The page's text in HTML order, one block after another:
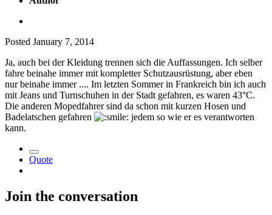
Posted January 7, 2014
Ja, auch bei der Kleidung trennen sich die Auffassungen. Ich selber
fahre beinahe immer mit kompletter Schutzausrüstung, aber eben
nur beinahe immer .... Im letzten Sommer in Frankreich bin ich auch
mit Jeans und Turnschuhen in der Stadt gefahren, es waren 43°C.
Die anderen Mopedfahrer sind da schon mit kurzen Hosen und
Badelatschen gefahren
jedem so wie er es verantworten
kann.
Quote
Join the conversation